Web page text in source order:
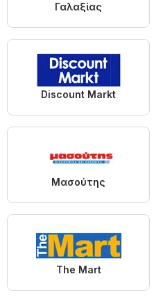
Γαλαξίας
Discount Markt
Μασούτης
The Mart